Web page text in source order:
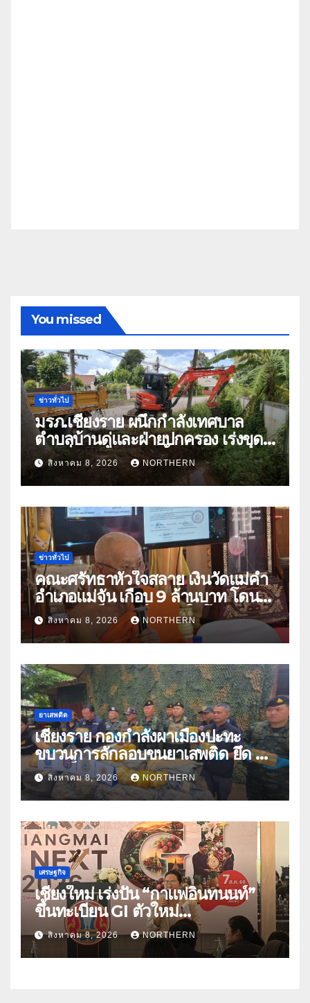
You missed
ข่าวทั่วไป
มรภ.เชียงราย ผนึกกำลังเทศบาล
ตำบลบ้านดู่และฝ่ายปกครอง เร่งขุด
ลอกสิ่งกีดขวางทางน้ำ ป้องกันและลด
ปัญหาน้ำท่วม
สิงหาคม 8, 2026 NORTHERN
ข่าวทั่วไป
คณะศรัทธาหัวใจสลาย เงินวัดแม่คำ
อำเภอแม่จัน เกือบ 9 ล้านบาท โดน
แก๊งคอลเซ็นเตอร์หลอกให้โอนข้าม
ปีกว่า 66 บัญชี
สิงหาคม 8, 2026 NORTHERN
ยาเสพติด
เชียงราย กองกำลังผาเมืองปะทะ
ขบวนการลักลอบขนยาเสพติด ยึด 2
ล้านเม็ด
สิงหาคม 8, 2026 NORTHERN
เศรษฐกิจ
เชียงใหม่ เร่งปั้น “กาแฟอินทนนท์”
ขึ้นทะเบียน GI ตัวใหม่
“CHIANGMAI GI NEXT 2026”
ติดอาวุธผู้ประกอบการ 100 ราย ดัน
สินค้าอัตลักษณ์สู่ตลาดพรีเมียม
สิงหาคม 8, 2026 NORTHERN